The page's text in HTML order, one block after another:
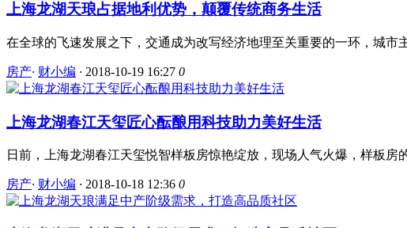
上海龙湖天琅占据地利优势，颠覆传统商务生活
在全球的飞速发展之下，交通成为改写经济地理至关重要的一环，城
房产· 财小编 · 2018-10-19 16:27 0
上海龙湖春江天玺匠心酝酿用科技助力美好生活
日前，上海龙湖春江天玺悦智样板房惊艳绽放，现场人气火爆，样板
房产· 财小编 · 2018-10-18 12:36 0